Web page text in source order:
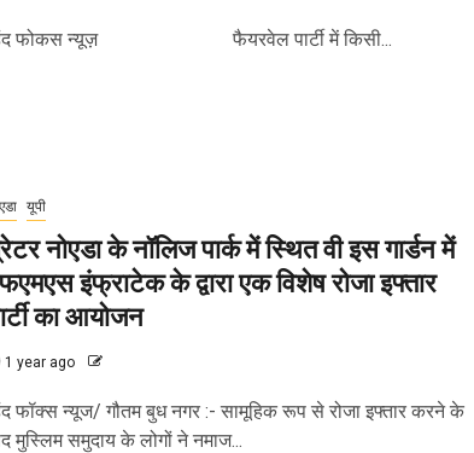
फोकस न्यूज़ फैयरवेल पार्टी में किसी...
यूपी
नोएडा के नॉलिज पार्क में स्थित वी इस गार्डन में
इंफ्राटेक के द्वारा एक विशेष रोजा इफ्तार
का आयोजन
1 year ago
फॉक्स न्यूज/ गौतम बुध नगर :- सामूहिक रूप से रोजा इफ्तार करने के
मुस्लिम समुदाय के लोगों ने नमाज...